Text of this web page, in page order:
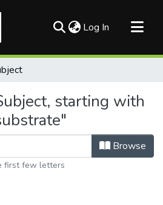
Log In (current)
starting with
Browse
first few letters